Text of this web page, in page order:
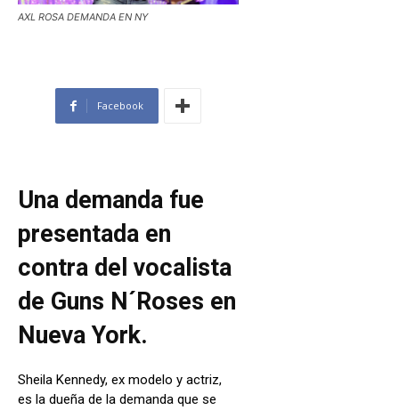
AXL ROSA DEMANDA EN NY
Facebook
Una demanda fue
presentada en
contra del vocalista
de Guns N´Roses en
Nueva York.
Sheila Kennedy, ex modelo y actriz,
es la dueña de la demanda que se